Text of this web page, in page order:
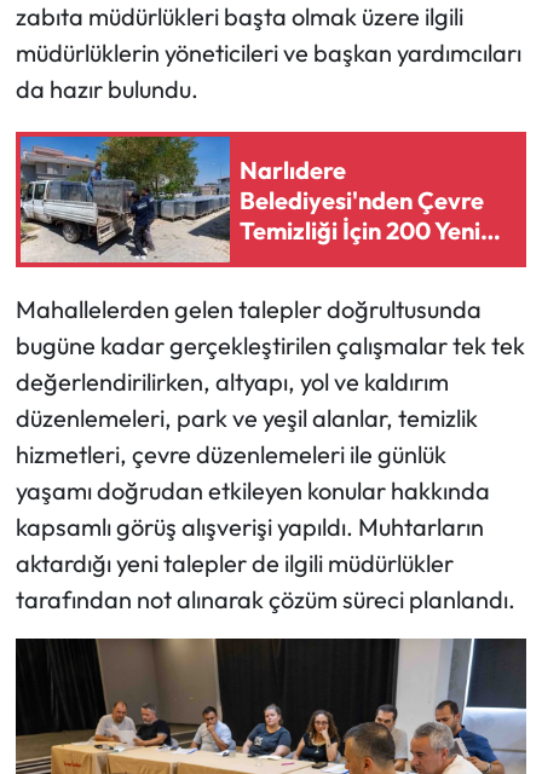
zabıta müdürlükleri başta olmak üzere ilgili
müdürlüklerin yöneticileri ve başkan yardımcıları
da hazır bulundu.
Narlıdere
Belediyesi'nden Çevre
Temizliği İçin 200 Yeni
Çöp Konteyneri
Mahallelerden gelen talepler doğrultusunda
bugüne kadar gerçekleştirilen çalışmalar tek tek
değerlendirilirken, altyapı, yol ve kaldırım
düzenlemeleri, park ve yeşil alanlar, temizlik
hizmetleri, çevre düzenlemeleri ile günlük
yaşamı doğrudan etkileyen konular hakkında
kapsamlı görüş alışverişi yapıldı. Muhtarların
aktardığı yeni talepler de ilgili müdürlükler
tarafından not alınarak çözüm süreci planlandı.